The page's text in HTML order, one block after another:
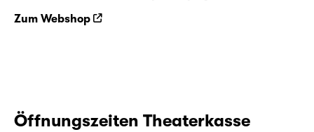
Zum Webshop
Öffnungszeiten Theaterkasse